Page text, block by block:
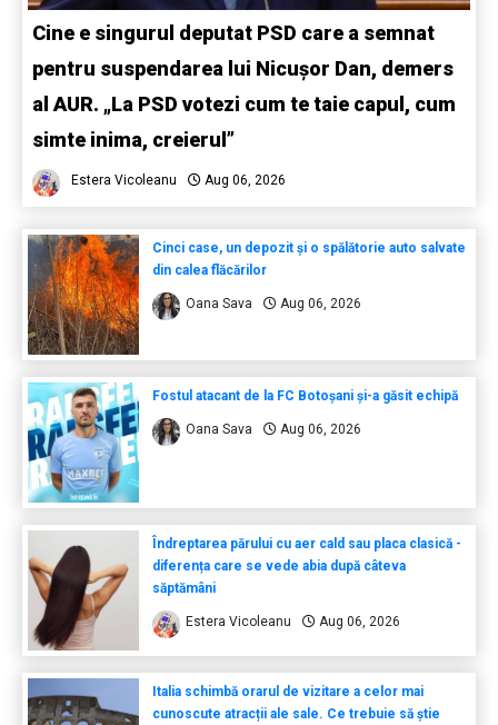
Cine e singurul deputat PSD care a semnat
pentru suspendarea lui Nicușor Dan, demers
al AUR. „La PSD votezi cum te taie capul, cum
simte inima, creierul”
Estera Vicoleanu Aug 06, 2026
Cinci case, un depozit și o spălătorie auto salvate
din calea flăcărilor
Oana Sava Aug 06, 2026
Fostul atacant de la FC Botoșani și-a găsit echipă
Oana Sava Aug 06, 2026
Îndreptarea părului cu aer cald sau placa clasică -
diferența care se vede abia după câteva
săptămâni
Estera Vicoleanu Aug 06, 2026
Italia schimbă orarul de vizitare a celor mai
cunoscute atracții ale sale. Ce trebuie să știe